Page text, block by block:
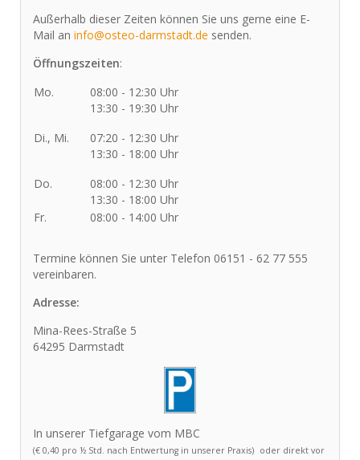
Außerhalb dieser Zeiten können Sie uns gerne eine E-
Mail an info@osteo-darmstadt.de senden.
Öffnungszeiten:
Mo.
08:00 - 12:30 Uhr
13:30 - 19:30 Uhr
Di., Mi.
07:20 - 12:30 Uhr
13:30 - 18:00 Uhr
Do.
08:00 - 12:30 Uhr
13:30 - 18:00 Uhr
Fr.
08:00 - 14:00 Uhr
Termine können Sie unter Telefon 06151 - 62 77 555
vereinbaren.
Adresse:
Mina-Rees-Straße 5
64295 Darmstadt
In unserer Tiefgarage vom MBC
(€ 0,40 pro ½ Std. nach Entwertung in unserer Praxis) oder direkt vor